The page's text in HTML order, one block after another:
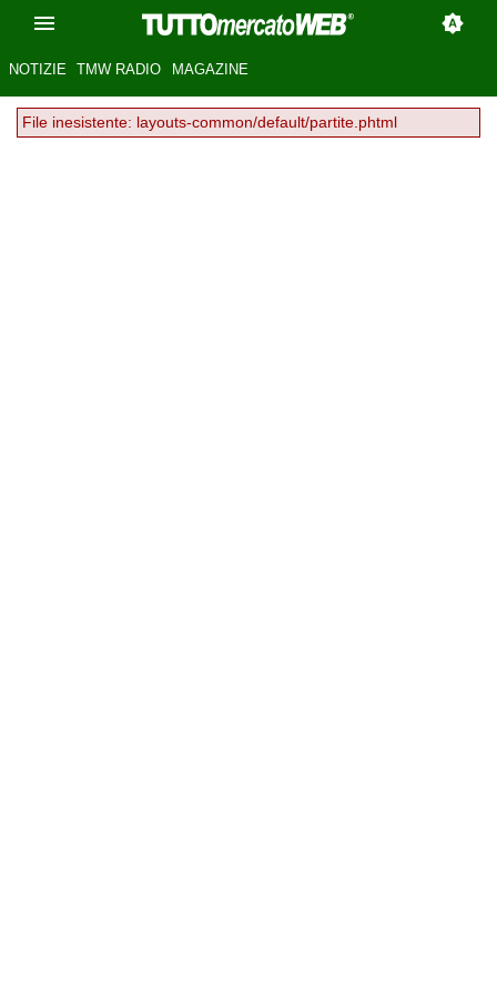
NOTIZIE TMW RADIO MAGAZINE
File inesistente: layouts-common/default/partite.phtml